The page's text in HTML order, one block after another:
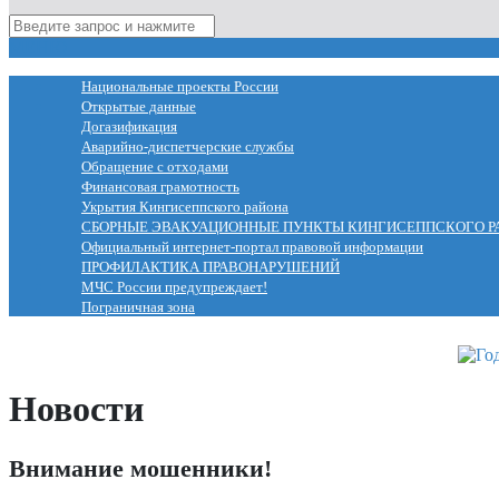
Национальные проекты России
Открытые данные
Догазификация
Аварийно-диспетчерские службы
Обращение с отходами
Финансовая грамотность
Укрытия Кингисеппского района
СБОРНЫЕ ЭВАКУАЦИОННЫЕ ПУНКТЫ КИНГИСЕППСКОГО
Официальный интернет-портал правовой информации
ПРОФИЛАКТИКА ПРАВОНАРУШЕНИЙ
МЧС России предупреждает!
Пограничная зона
Новости
Внимание мошенники!